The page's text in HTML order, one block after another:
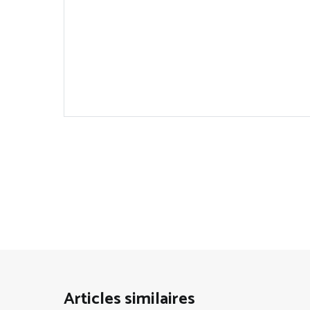
Articles similaires